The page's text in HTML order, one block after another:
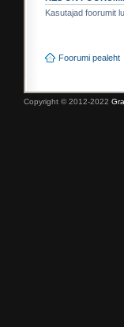
Kasutajad foorumit
Foorumi pealeht
Copyright © 2012-2022